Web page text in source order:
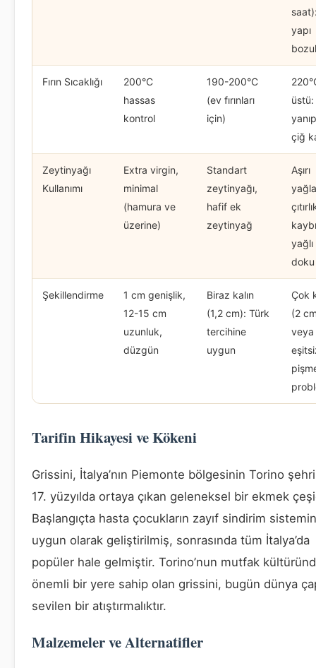
yapı
Fırın Sıcaklığı
200°C
hassas
kontrol
190-200°C
(ev fırınları
için)
üstü:
çiğ
Zeytinyağı
Kullanımı
Extra virgin,
minimal
(hamura ve
üzerine)
Standart
zeytinyağı,
hafif ek
zeytinyağ
Aşırı
yağlı
doku
Şekillendirme
1 cm genişlik,
12-15 cm
uzunluk,
düzgün
Biraz kalın
(1,2 cm): Türk
tercihine
uygun
Çok
(2
veya
Tarifin Hikayesi ve Kökeni
Grissini, İtalya’nın Piemonte bölgesinin Torino
17. yüzyılda ortaya çıkan geleneksel bir ekmek
Başlangıçta hasta çocukların zayıf sindirim
uygun olarak geliştirilmiş, sonrasında tüm İtalya’da
popüler hale gelmiştir. Torino’nun mutfak
önemli bir yere sahip olan grissini, bugün dünya
sevilen bir atıştırmalıktır.
Malzemeler ve Alternatifler